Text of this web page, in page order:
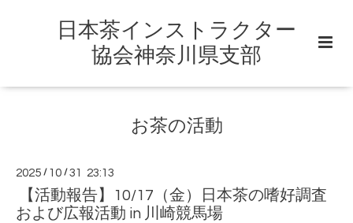
日本茶インストラクター
協会神奈川県支部
お茶の活動
2025 / 10 /31 23:13
【活動報告】10/17（金）日本茶の嗜好調査
および広報活動 in 川崎競馬場